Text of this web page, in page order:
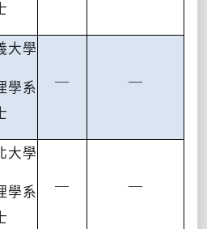
大學
學系
— —
大學
學系
— —